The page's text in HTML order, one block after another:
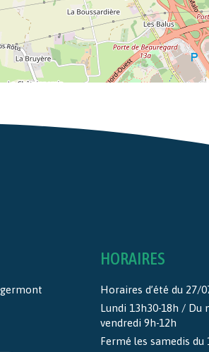
HORAIRES
Horaires d’été du 27/
Lundi 13h30-18h / Du
vendredi 9h-12h
Fermé les samedis du